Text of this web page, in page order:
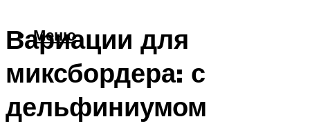
Меню
Вариации для
миксбордера: с
дельфиниумом